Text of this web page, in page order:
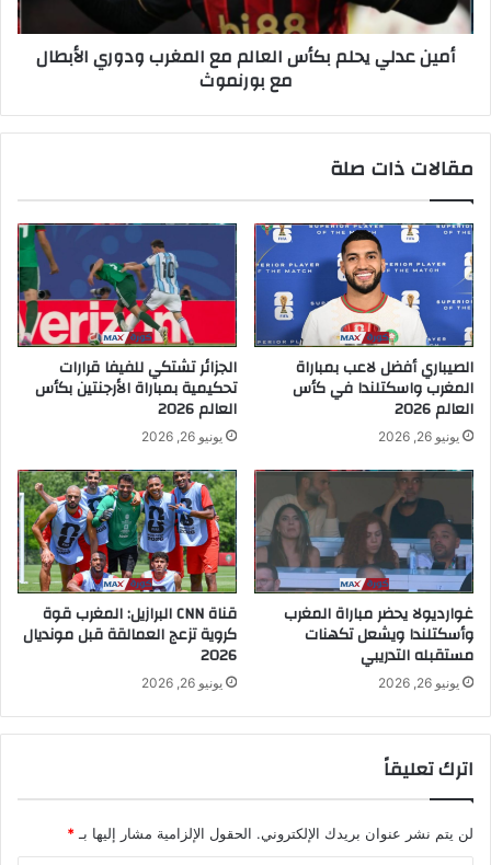
أمين عدلي يحلم بكأس العالم مع المغرب ودوري الأبطال
مع بورنموث
مقالات ذات صلة
الصيباري أفضل لاعب بمباراة
المغرب واسكتلندا في كأس
العالم 2026
يونيو 26, 2026
الجزائر تشتكي للفيفا قرارات
تحكيمية بمباراة الأرجنتين بكأس
العالم 2026
يونيو 26, 2026
غوارديولا يحضر مباراة المغرب
وأسكتلندا ويشعل تكهنات
مستقبله التدريبي
يونيو 26, 2026
قناة CNN البرازيل: المغرب قوة
كروية تزعج العمالقة قبل مونديال
2026
يونيو 26, 2026
اترك تعليقاً
لن يتم نشر عنوان بريدك الإلكتروني. الحقول الإلزامية مشار إليها بـ *